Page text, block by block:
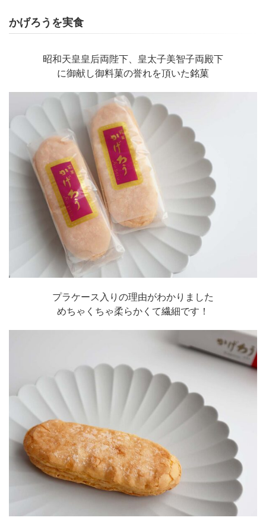
かげろうを実食
昭和天皇皇后両陛下、皇太子美智子両殿下
に御献し御料菓の誉れを頂いた銘菓
プラケース入りの理由がわかりました
めちゃくちゃ柔らかくて繊細です！